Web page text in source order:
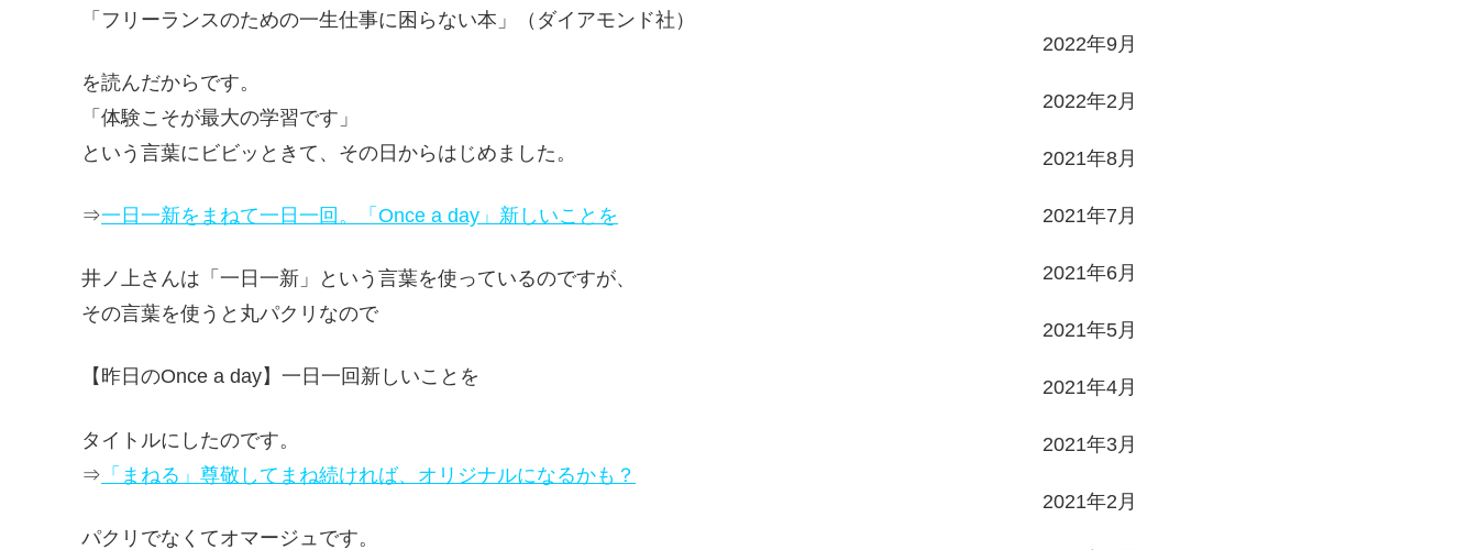
「フリーランスのための一生仕事に困らない本」（ダイアモンド社）
を読んだからです。
「体験こそが最大の学習です」
という言葉にビビッときて、その日からはじめました。
⇒一日一新をまねて一日一回。「Once a day」新しいことを
井ノ上さんは「一日一新」という言葉を使っているのですが、
その言葉を使うと丸パクリなので
【昨日のOnce a day】一日一回新しいことを
タイトルにしたのです。
⇒ 「まねる」尊敬してまね続ければ、オリジナルになるかも？
パクリでなくてオマージュです。
2022年9月
2022年2月
2021年8月
2021年7月
2021年6月
2021年5月
2021年4月
2021年3月
2021年2月